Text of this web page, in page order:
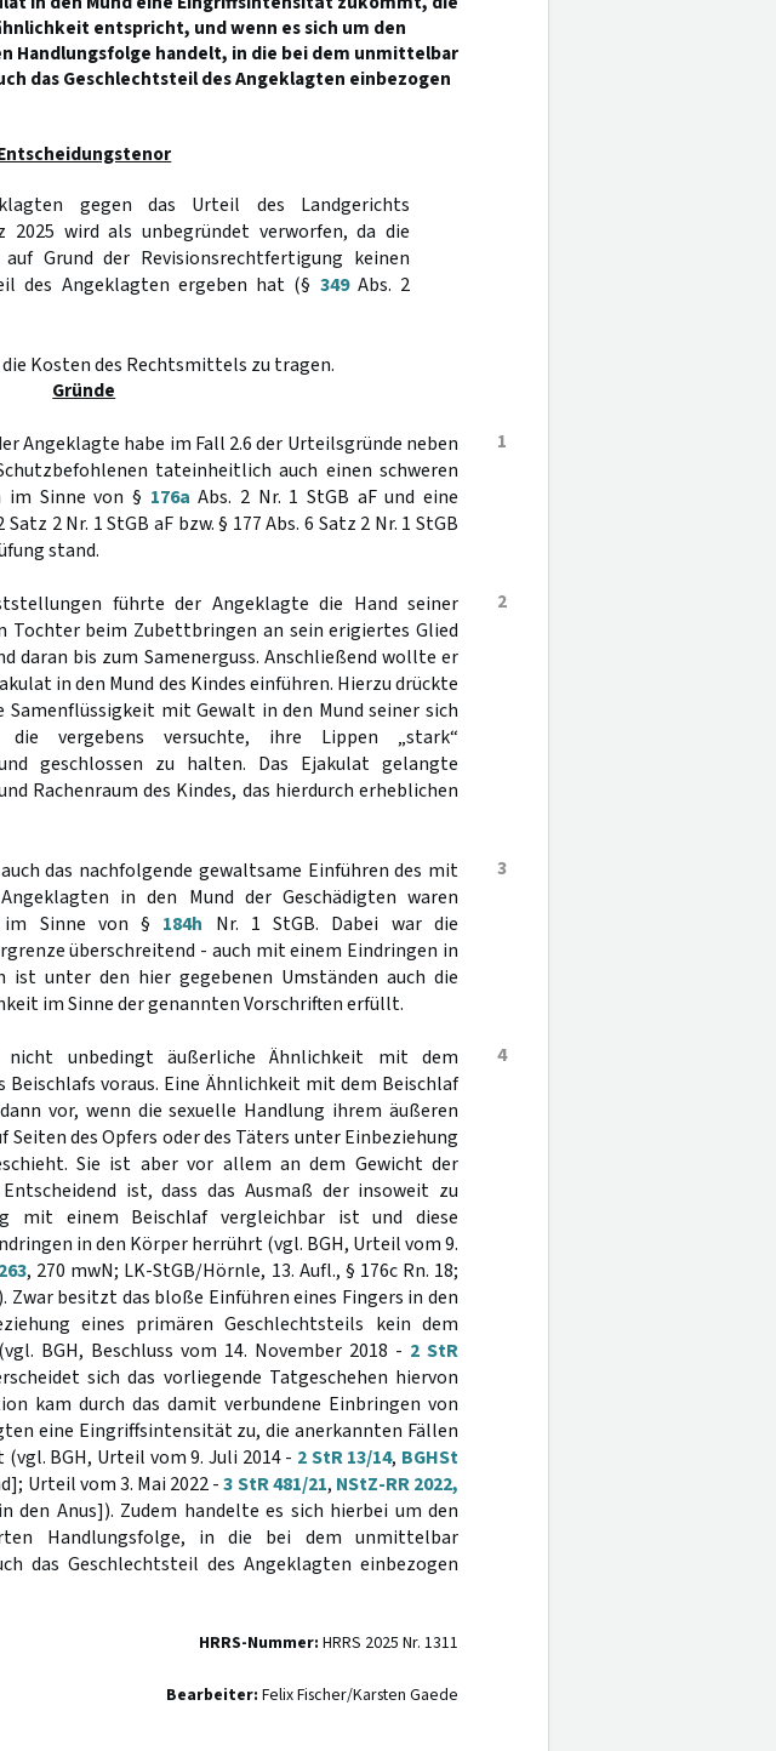
entspricht, und wenn es sich um den
Handlungsfolge handelt, in die bei dem unmittelbar
das Geschlechtsteil des Angeklagten einbezogen
gegen das Urteil des Landgerichts
2025 wird als unbegründet verworfen, da die
Grund der Revisionsrechtfertigung keinen
des Angeklagten ergeben hat (§ 349Abs. 2
Kosten des Rechtsmittels zu tragen.
Gründe
1
Angeklagte habe im Fall 2.6 der Urteilsgründe neben
tateinheitlich auch einen schweren
im Sinne von § 176a Abs. 2 Nr. 1 StGB aF und eine
Satz 2 Nr. 1 StGB aF bzw. § 177 Abs. 6 Satz 2 Nr. 1 StGB
stand.
2
führte der Angeklagte die Hand seiner
Tochter beim Zubettbringen an sein erigiertes Glied
daran bis zum Samenerguss. Anschließend wollte er
in den Mund des Kindes einführen. Hierzu drückte
Samenflüssigkeit mit Gewalt in den Mund seiner sich
die vergebens versuchte, ihre Lippen „stark“
geschlossen zu halten. Das Ejakulat gelangte
Rachenraum des Kindes, das hierdurch erheblichen
3
das nachfolgende gewaltsame Einführen des mit
in den Mund der Geschädigten waren
im Sinne von § 184h Nr. 1 StGB. Dabei war die
überschreitend - auch mit einem Eindringen in
ist unter den hier gegebenen Umständen auch die
im Sinne der genannten Vorschriften erfüllt.
4
nicht unbedingt äußerliche Ähnlichkeit mit dem
Beischlafs voraus. Eine Ähnlichkeit mit dem Beischlaf
vor, wenn die sexuelle Handlung ihrem äußeren
Seiten des Opfers oder des Täters unter Einbeziehung
Sie ist aber vor allem an dem Gewicht der
ist, dass das Ausmaß der insoweit zu
mit einem Beischlaf vergleichbar ist und diese
in den Körper herrührt (vgl. BGH, Urteil vom 9.
, 270 mwN; LK-StGB/Hörnle, 13. Aufl., § 176c Rn. 18;
Zwar besitzt das bloße Einführen eines Fingers in den
eines primären Geschlechtsteils kein dem
BGH, Beschluss vom 14. November 2018 - 2 StR
sich das vorliegende Tatgeschehen hiervon
kam durch das damit verbundene Einbringen von
eine Eingriffsintensität zu, die anerkannten Fällen
BGH, Urteil vom 9. Juli 2014 - 2 StR 13/14, BGHSt
Urteil vom 3. Mai 2022 -3 StR 481/21, NStZ-RR 2022,
den Anus]). Zudem handelte es sich hierbei um den
Handlungsfolge, in die bei dem unmittelbar
das Geschlechtsteil des Angeklagten einbezogen
HRRS-Nummer: HRRS 2025 Nr. 1311
Bearbeiter: Felix Fischer/Karsten Gaede